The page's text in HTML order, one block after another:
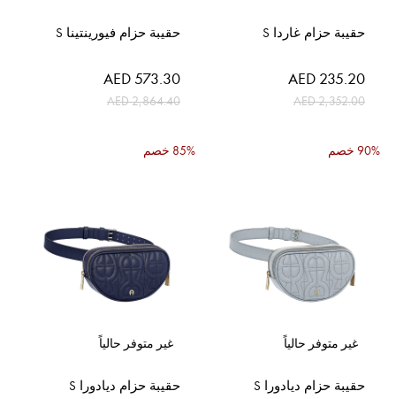
حقيبة حزام غاردا S
السعر
الخاص
AED 235.20
AED 2,352.00
حقيبة حزام فيورينتينا S
السعر
الخاص
AED 573.30
AED 2,864.40
غير متوفر حالياً
90% خصم
حقيبة حزام ديادورا S
غير متوفر حالياً
85% خصم
حقيبة حزام ديادورا S